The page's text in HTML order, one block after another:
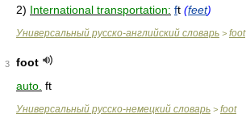
2) International transportation: ft (feet)
Универсальный русско-английский словарь > foot
3
foot
auto. ft
Универсальный русско-немецкий словарь > foot